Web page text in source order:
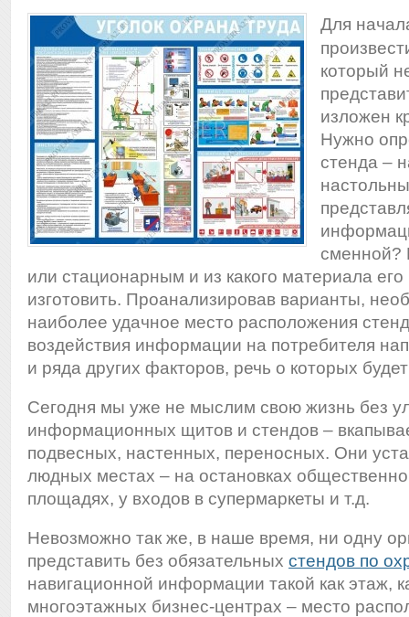
Для
который
изложен
Нужно
стенда –
сменной?
или стационарным и из какого материала
изготовить. Проанализировав варианты,
наиболее удачное место расположения
воздействия информации на потребителя
и ряда других факторов, речь о которых
Сегодня мы уже не мыслим свою жизнь без
информационных щитов и стендов –
подвесных, настенных, переносных. Они
людных местах – на остановках
площадях, у входов в супермаркеты и т.д.
Невозможно так же, в наше время, ни одну
представить без обязательных стендов по
навигационной информации такой как этаж,
многоэтажных бизнес-центрах – место